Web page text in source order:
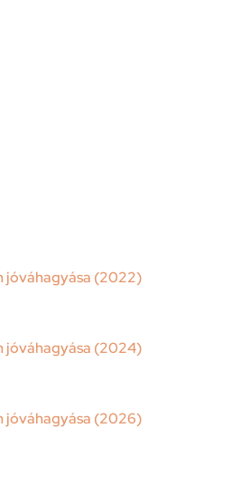
jóváhagyása (2022)
jóváhagyása (2024)
jóváhagyása (2026)